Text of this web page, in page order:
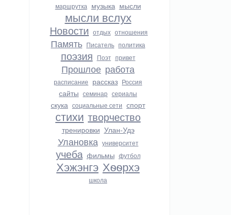
маршрутка музыка мысли
мысли вслух
Новости отдых отношения
Память Писатель политика
поэзия Поэт привет
Прошлое работа
расписание рассказ Россия
сайты семинар сериалы
скука социальные сети спорт
стихи творчество
тренировки Улан-Удэ
Улановка университет
учеба фильмы футбол
Хэжэнгэ Хѳѳрхэ
школа